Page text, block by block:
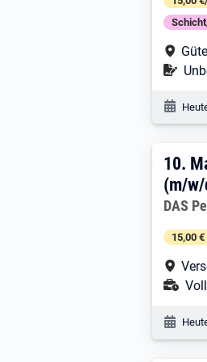
10.
10.
(m/
DAS
15,00